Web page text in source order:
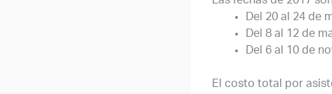
Del 20 al 24 de
Del 8 al 12 de
Del 6 al 10 de
El costo total por